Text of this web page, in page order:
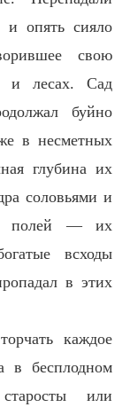
и опять сияло
свою
и лесах. Сад
буйно
в несметных
глубина их
соловьями и
полей — их
всходы
в этих
каждое
в бесплодном
или